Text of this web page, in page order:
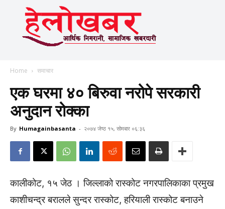
Home समाचार
एक घरमा ४० बिरुवा नरोपे सरकारी
अनुदान रोक्का
By Humagainbasanta - २०७४ जेष्ठ १५, सोमबार ०६:३६
कालीकोट, १५ जेठ । जिल्लाको रास्कोट नगरपालिकाका प्रमुख
काशीचन्द्र बरालले सुन्दर रास्कोट, हरियाली रास्कोट बनाउने